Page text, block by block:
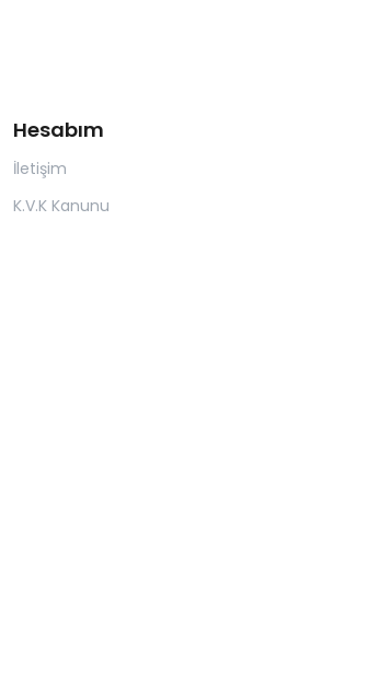
Hesabım
İletişim
K.V.K Kanunu